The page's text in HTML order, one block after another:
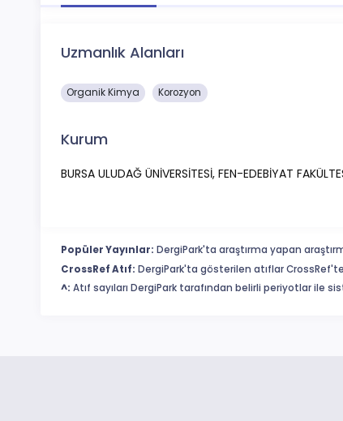
Uzmanlık Alanları
Organik Kimya Korozyon
Kurum
BURSA ULUDAĞ ÜNİVERSİTESİ, FEN-EDEBİYAT
Popüler Yayınlar: DergiPark'ta araştırma yapan
CrossRef Atıf: DergiPark'ta gösterilen atıflar
^: Atıf sayıları DergiPark tarafından belirli periyotlar ile